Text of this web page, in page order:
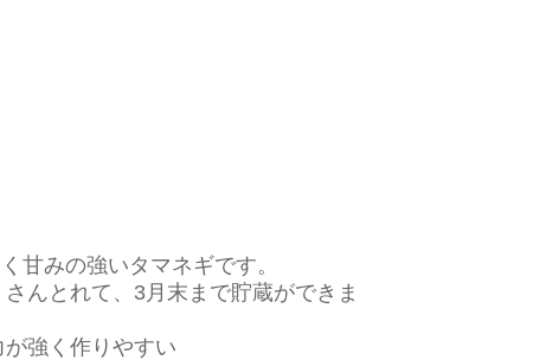
甘みの強いタマネギです。
んとれて、3月末まで貯蔵ができま
強く作りやすい